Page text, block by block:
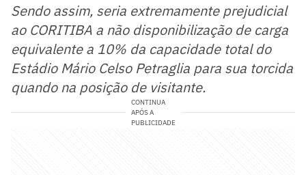
Sendo assim, seria extremamente prejudicial
ao CORITIBA a não disponibilização de carga
equivalente a 10% da capacidade total do
Estádio Mário Celso Petraglia para sua torcida
quando na posição de visitante.
CONTINUA
APÓS A
PUBLICIDADE